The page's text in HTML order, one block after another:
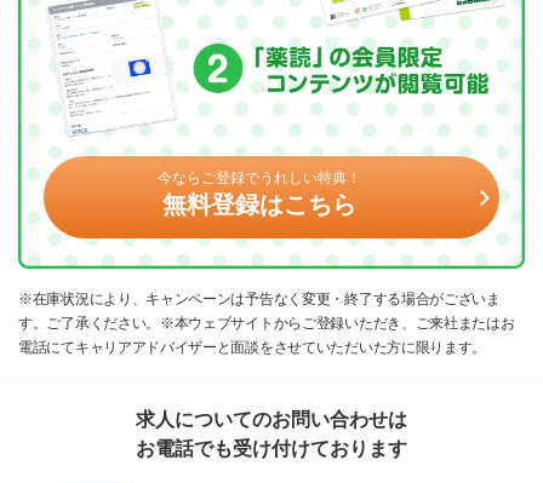
今ならご登録でうれしい特典！
無料登録はこちら
※在庫状況により、キャンペーンは予告なく変更・終了する場合がございま
す。ご了承ください。※本ウェブサイトからご登録いただき、ご来社またはお
電話にてキャリアアドバイザーと面談をさせていただいた方に限ります。
求人についてのお問い合わせは
お電話でも受け付けております